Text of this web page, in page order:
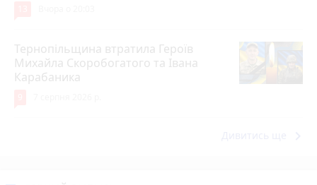
Тернопільщина втратила Героїв
Михайла Скоробогатого та Івана
Карабаника